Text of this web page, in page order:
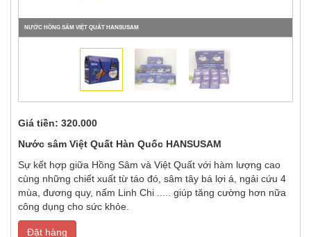
NƯỚC HỒNG SÂM VIỆT QUẤT HANSUSAM
Giá tiền: 320.000
Nước sâm Việt Quất Hàn Quốc HANSUSAM
Sự kết hợp giữa Hồng Sâm và Việt Quất với hàm lượng cao
cùng những chiết xuất từ táo đó, sâm tây bá lợi á, ngải cứu 4
mùa, đương quy, nấm Linh Chi ..... giúp tăng cường hơn nữa
công dụng cho sức khỏe.
Đặt hàng